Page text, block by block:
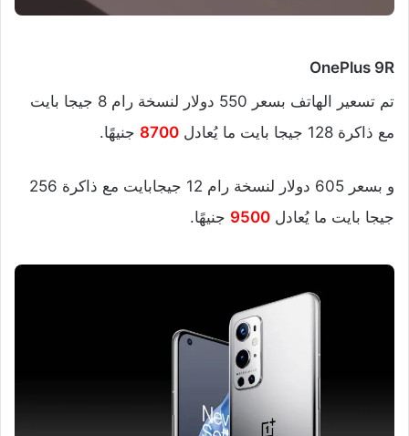
OnePlus 9R
تم تسعير الهاتف بسعر 550 دولار لنسخة رام 8 جيجا بايت
مع ذاكرة 128 جيجا بايت ما يُعادل
8700 جنيهًا.
و بسعر 605 دولار لنسخة رام 12 جيجابايت مع ذاكرة 256
جيجا بايت ما يُعادل 9500 جنيهًا.